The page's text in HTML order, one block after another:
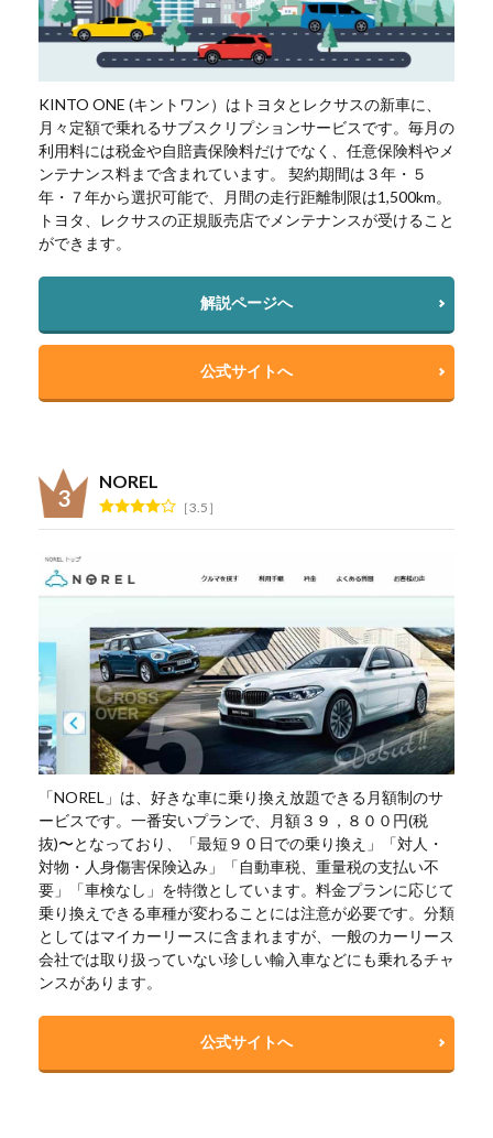
KINTO ONE (キントワン）はトヨタとレクサスの新車に、
月々定額で乗れるサブスクリプションサービスです。毎月の
利用料には税金や自賠責保険料だけでなく、任意保険料やメ
ンテナンス料まで含まれています。 契約期間は３年・５
年・７年から選択可能で、月間の走行距離制限は1,500km。
トヨタ、レクサスの正規販売店でメンテナンスが受けること
ができます。
解説ページへ
公式サイトへ
NOREL
3.5
「NOREL」は、好きな車に乗り換え放題できる月額制のサ
ービスです。一番安いプランで、月額３９，８００円(税
抜)〜となっており、「最短９０日での乗り換え」「対人・
対物・人身傷害保険込み」「自動車税、重量税の支払い不
要」「車検なし」を特徴としています。料金プランに応じて
乗り換えできる車種が変わることには注意が必要です。分類
としてはマイカーリースに含まれますが、一般のカーリース
会社では取り扱っていない珍しい輸入車などにも乗れるチャ
ンスがあります。
公式サイトへ